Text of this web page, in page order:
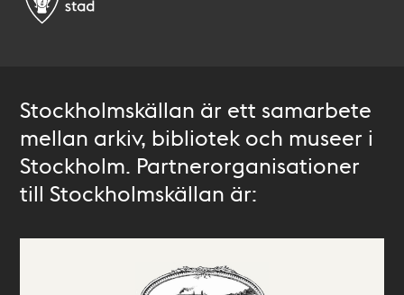
Stockholmskällan är ett samarbete
mellan arkiv, bibliotek och museer i
Stockholm. Partnerorganisationer
till Stockholmskällan är: